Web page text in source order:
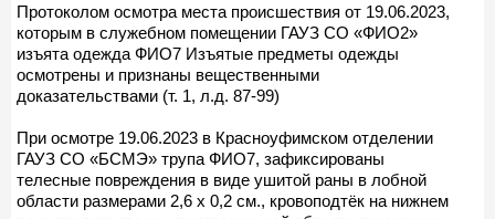
Протоколом осмотра места происшествия от 19.06.2023,
которым в служебном помещении ГАУЗ СО «ФИО2»
изъята одежда ФИО7 Изъятые предметы одежды
осмотрены и признаны вещественными
доказательствами (т. 1, л.д. 87-99)
При осмотре 19.06.2023 в Красноуфимском отделении
ГАУЗ СО «БСМЭ» трупа ФИО7, зафиксированы
телесные повреждения в виде ушитой раны в лобной
области размерами 2,6 х 0,2 см., кровоподтёк на нижнем